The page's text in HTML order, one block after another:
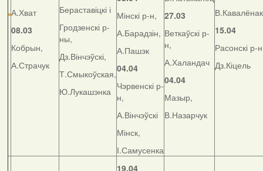
А.Хват
08.03
Кобрын,
А.Страчук
Бераставіцкі і
Гродзенскі р-
ны,
Дз.Вінчэўскі,
Т.Смыкоўская,
Ю.Лукашэнка
Мінскі р-н,
А.Барадзін,
А.Пашэк
04.04
Чэрвенскі р-
н,
А.Вінчэўскі
Мінск,
І.Самусенка
27.03
Веткаўскі р-
н,
А.Халандач
04.04
Мазыр,
В.Назарчук
В.Кавалёнак
15.04
Расонскі р-
Дз.Кіцель
19.04